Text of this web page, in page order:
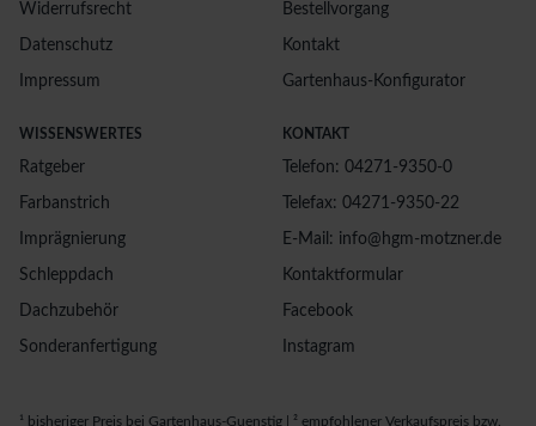
Widerrufsrecht
Datenschutz
Impressum
Bestellvorgang
Kontakt
Gartenhaus-Konfigurator
WISSENSWERTES
Ratgeber
Farbanstrich
Imprägnierung
Schleppdach
Dachzubehör
Sonderanfertigung
KONTAKT
Telefon: 04271-9350-0
Telefax: 04271-9350-22
E-Mail: info@hgm-motzner.de
Kontaktformular
Facebook
Instagram
¹ bisheriger Preis bei Gartenhaus-Guenstig | ² empfohlener Verkaufspreis bzw.